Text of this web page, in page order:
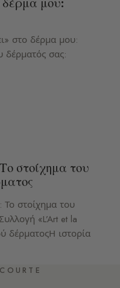
στο δέρμα μου:
δέρματός σας:
στοίχημα του
Το στοίχημα του
«L’Art et la
δέρματοςΗ ιστορία